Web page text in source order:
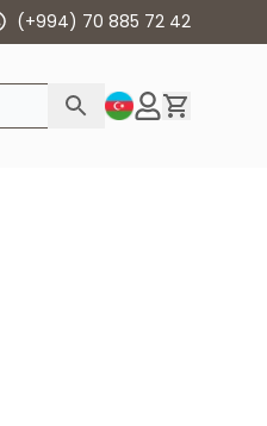
(+994) 70 885 72 42